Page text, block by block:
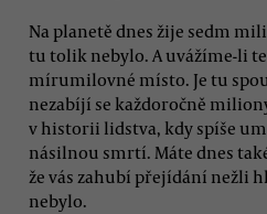
Na planetě dnes žije sedm
tu tolik nebylo. A uvážíme-li
mírumilovné místo. Je tu
nezabíjí se každoročně
v historii lidstva, kdy spíše
násilnou smrtí. Máte dnes
že vás zahubí přejídání nežli
nebylo.